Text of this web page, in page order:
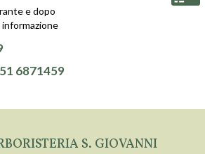
e dopo
informazione
6871459
S. GIOVANNI